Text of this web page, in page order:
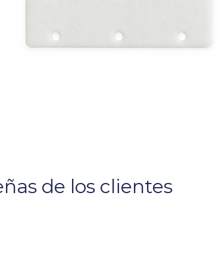
de los clientes